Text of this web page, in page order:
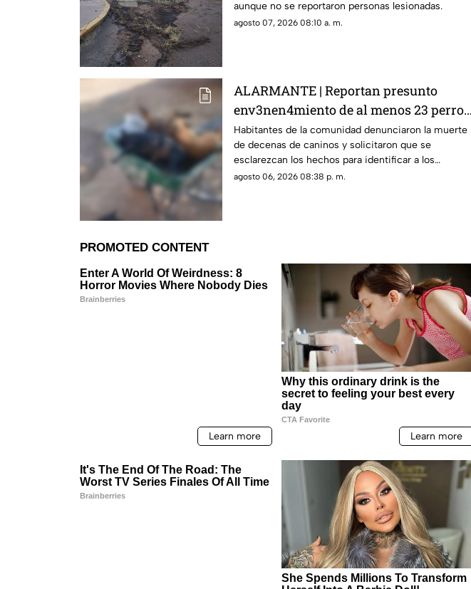
aunque no se reportaron personas lesionadas.
agosto 07, 2026 08:10 a. m.
ALARMANTE | Reportan presunto
env3nen4miento de al menos 23 perros
en esta zona de Querétaro: IMAGENES
SENSIBLES
Habitantes de la comunidad denunciaron la muerte
de decenas de caninos y solicitaron que se
esclarezcan los hechos para identificar a los
posibles responsables.
agosto 06, 2026 08:38 p. m.